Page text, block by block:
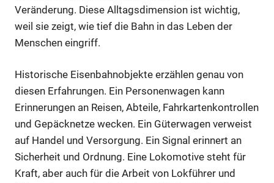
Veränderung. Diese Alltagsdimension ist wichtig,
weil sie zeigt, wie tief die Bahn in das Leben der
Menschen eingriff.
Historische Eisenbahnobjekte erzählen genau von
diesen Erfahrungen. Ein Personenwagen kann
Erinnerungen an Reisen, Abteile, Fahrkartenkontrollen
und Gepäcknetze wecken. Ein Güterwagen verweist
auf Handel und Versorgung. Ein Signal erinnert an
Sicherheit und Ordnung. Eine Lokomotive steht für
Kraft, aber auch für die Arbeit von Lokführer und